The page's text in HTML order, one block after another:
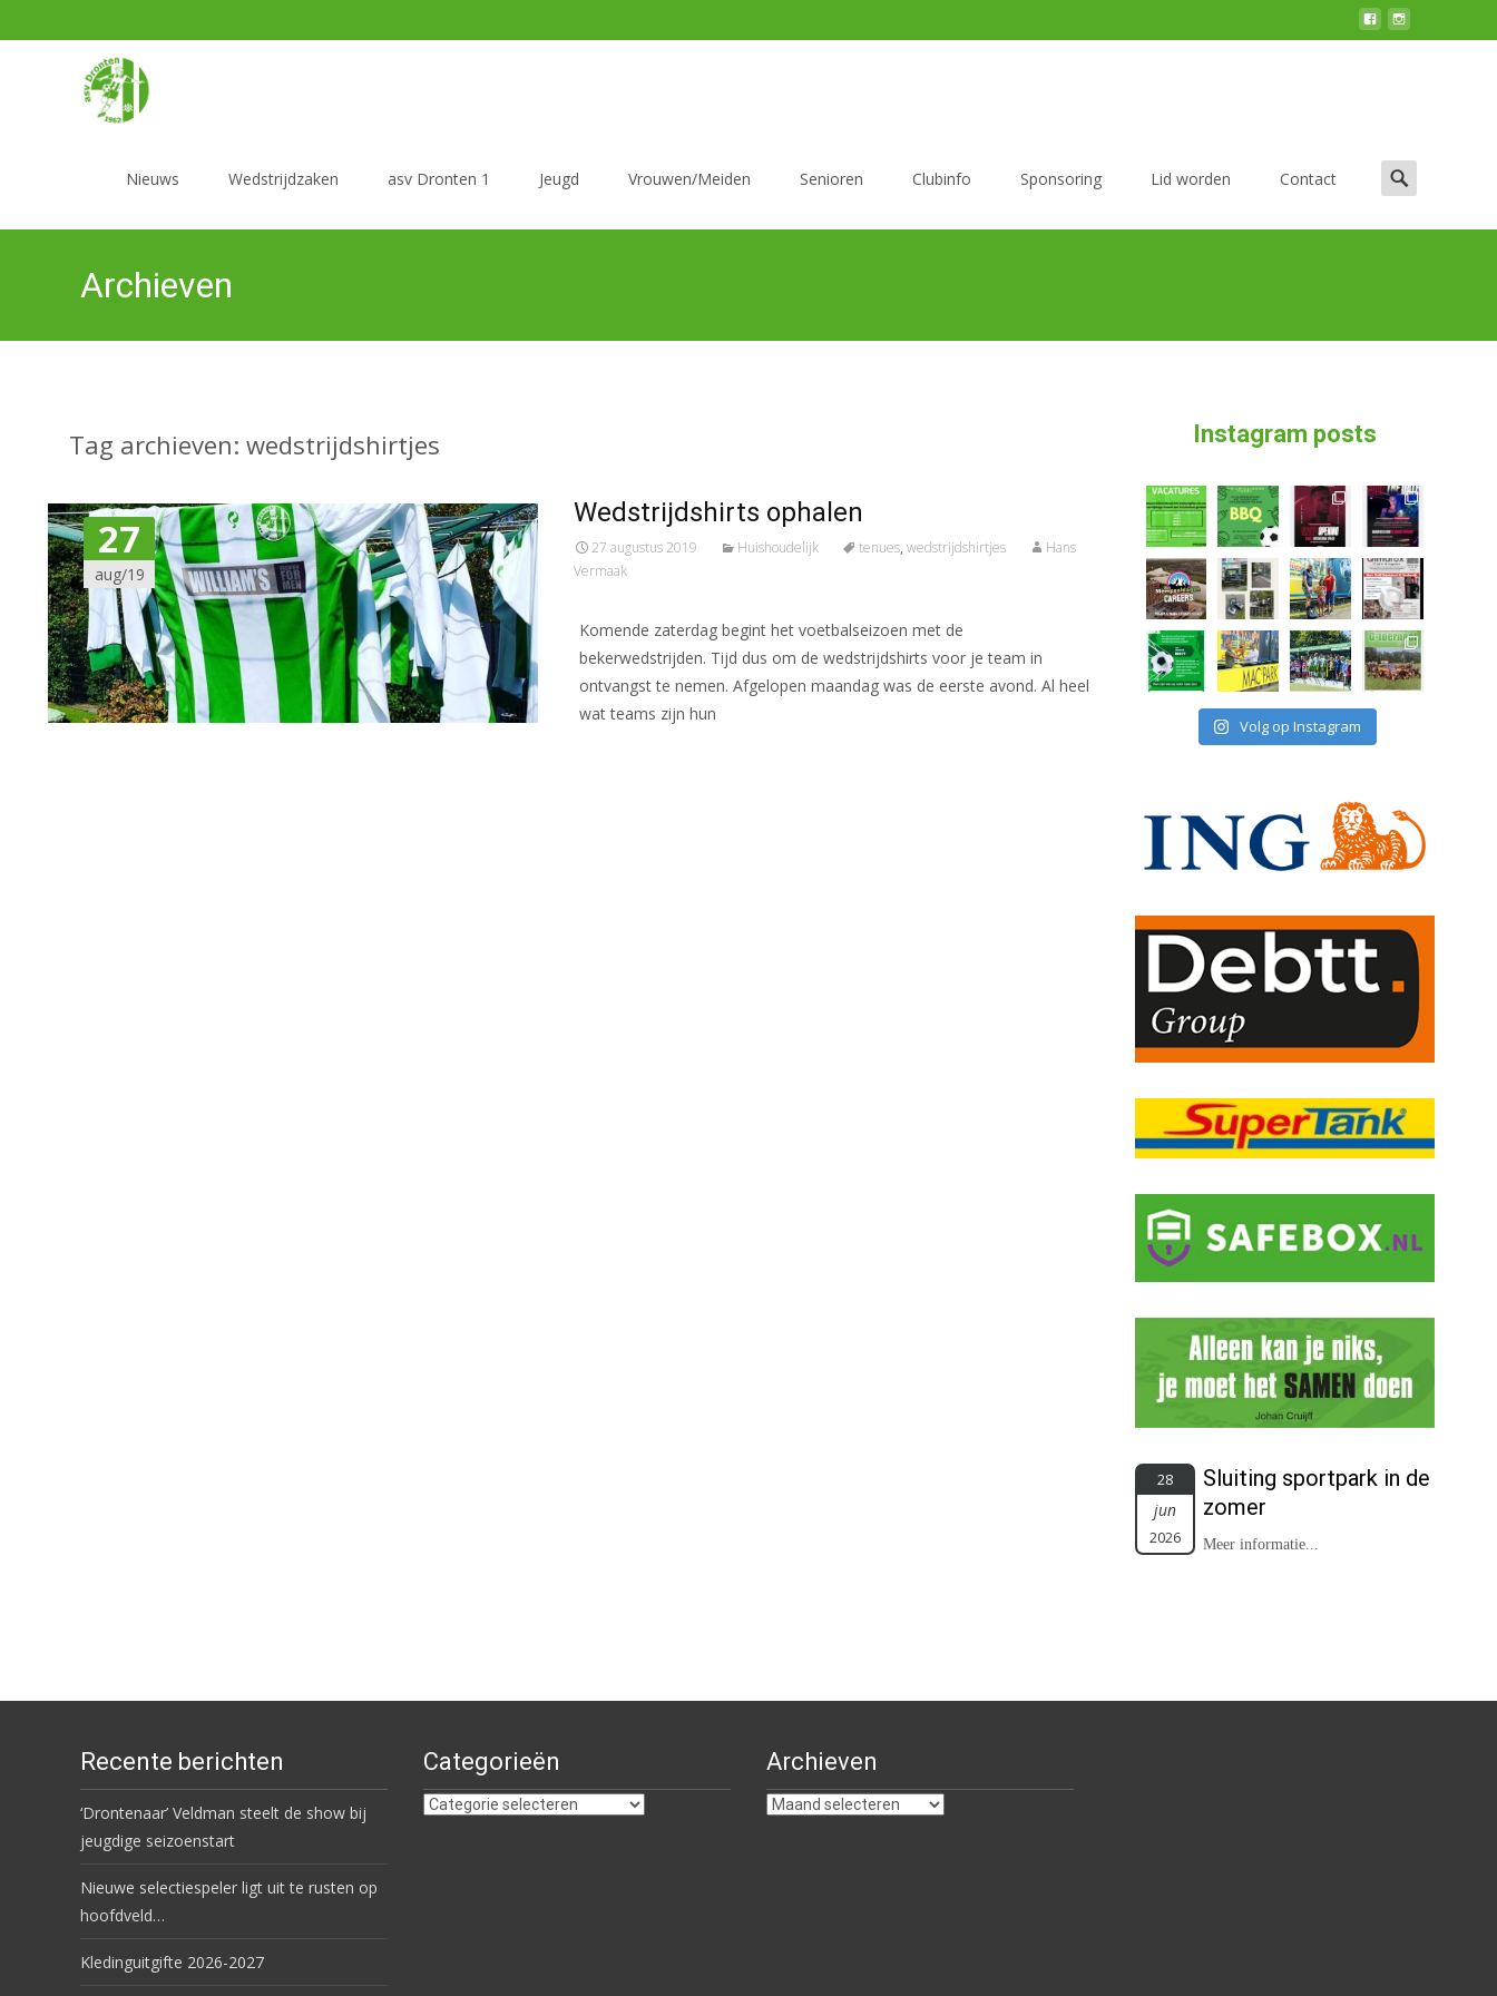
naar
inhoud
Nieuws Wedstrijdzaken asv Dronten 1 Jeugd Vrouwen/Meiden Senioren Clubinfo Sponsoring Lid worden Contact
Zoek
naar:
Archieven
Tag archieven: wedstrijdshirtjes
27
aug/19
Wedstrijdshirts ophalen
27 augustus 2019 Huishoudelijk tenues, wedstrijdshirtjes
Hans
Vermaak
Komende zaterdag begint het voetbalseizoen met de
bekerwedstrijden. Tijd dus om de wedstrijdshirts voor je team in
ontvangst te nemen. Afgelopen maandag was de eerste avond. Al heel
wat teams zijn hun
Instagram posts
Volg op Instagram
28
jun
2026
Sluiting sportpark in de
zomer
Meer informatie...
Recente berichten
‘Drontenaar’ Veldman steelt de show bij
jeugdige seizoenstart
Nieuwe selectiespeler ligt uit te rusten op
hoofdveld…
Kledinguitgifte 2026-2027
Categorieën
Categorieën
Archieven
Archieven